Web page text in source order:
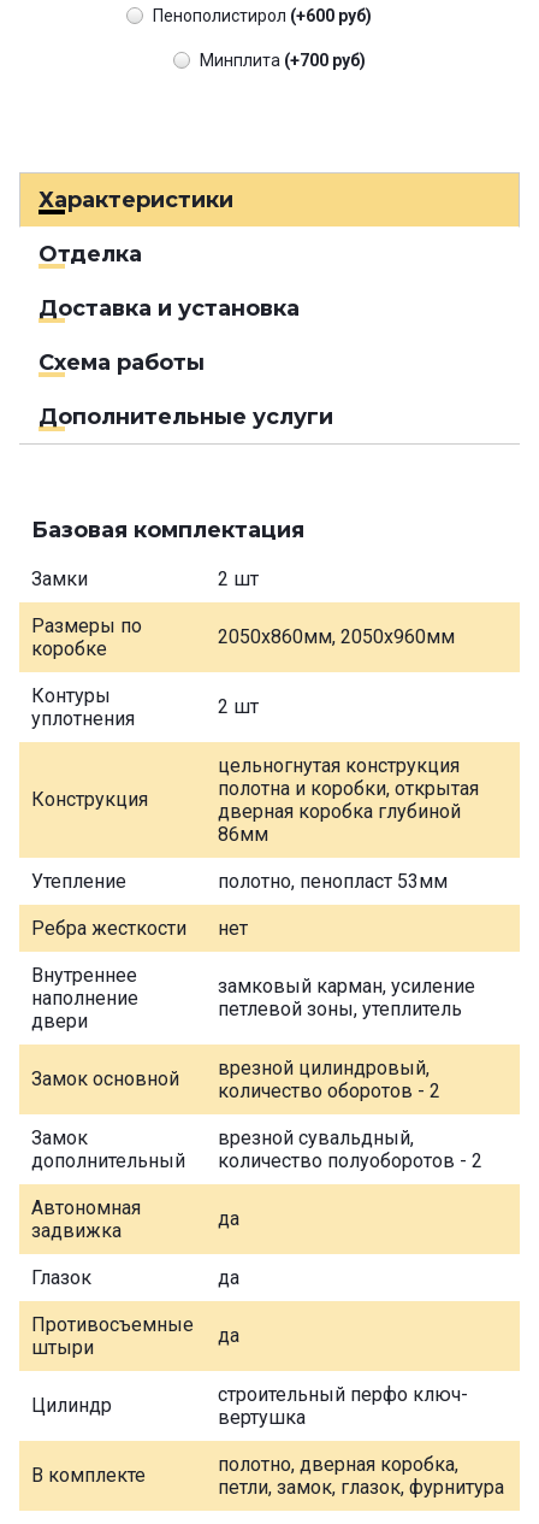
Пенополистирол (+600 руб)
Минплита (+700 руб)
Характеристики
Отделка
Доставка и установка
Схема работы
Дополнительные услуги
Базовая комплектация
Замки 2 шт
Размеры по
коробке
2050х860мм, 2050х960мм
Контуры
уплотнения
2 шт
Конструкция
цельногнутая конструкция
полотна и коробки, открытая
дверная коробка глубиной
86мм
Утепление полотно, пенопласт 53мм
Ребра жесткости нет
Внутреннее
наполнение
двери
замковый карман, усиление
петлевой зоны, утеплитель
Замок основной
врезной цилиндровый,
количество оборотов - 2
Замок
дополнительный
врезной сувальдный,
количество полуоборотов - 2
Автономная
задвижка
да
Глазок да
Противосъемные
штыри
да
Цилиндр
строительный перфо ключ-
вертушка
В комплекте
полотно, дверная коробка,
петли, замок, глазок, фурнитура